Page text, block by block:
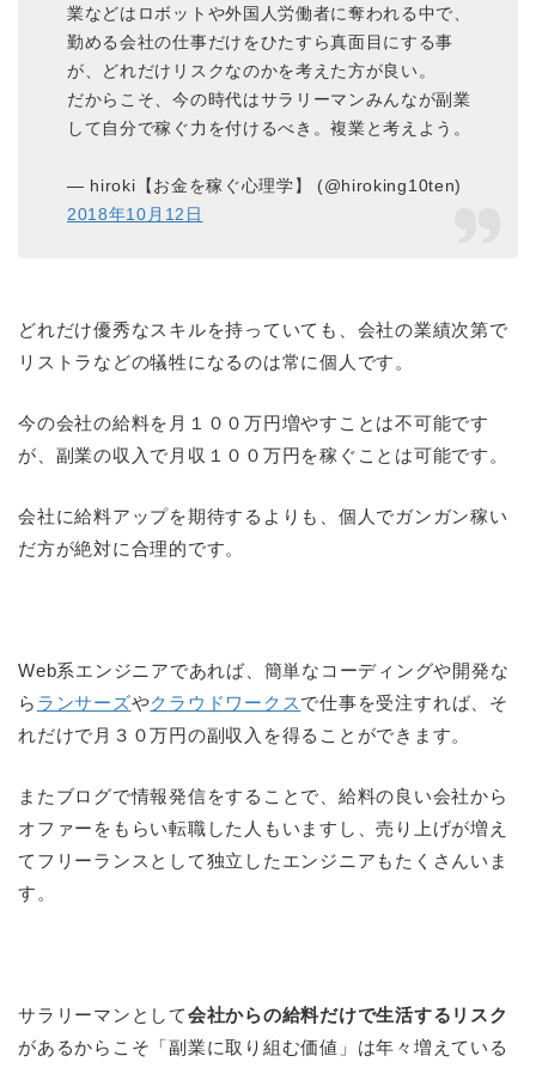
業などはロボットや外国人労働者に奪われる中で、
勤める会社の仕事だけをひたすら真面目にする事
が、どれだけリスクなのかを考えた方が良い。
だからこそ、今の時代はサラリーマンみんなが副業
して自分で稼ぐ力を付けるべき。複業と考えよう。
— hiroki【お金を稼ぐ心理学】 (@hiroking10ten)
2018年10月12日
どれだけ優秀なスキルを持っていても、会社の業績次第で
リストラなどの犠牲になるのは常に個人です。
今の会社の給料を月１００万円増やすことは不可能です
が、副業の収入で月収１００万円を稼ぐことは可能です。
会社に給料アップを期待するよりも、個人でガンガン稼い
だ方が絶対に合理的です。
Web系エンジニアであれば、簡単なコーディングや開発な
ら ランサーズやクラウドワークスで仕事を受注すれば、そ
れだけで月３０万円の副収入を得ることができます。
またブログで情報発信をすることで、給料の良い会社から
オファーをもらい転職した人もいますし、売り上げが増え
てフリーランスとして独立したエンジニアもたくさんいま
す。
サラリーマンとして会社からの給料だけで生活するリスク
があるからこそ「副業に取り組む価値」は年々増えている